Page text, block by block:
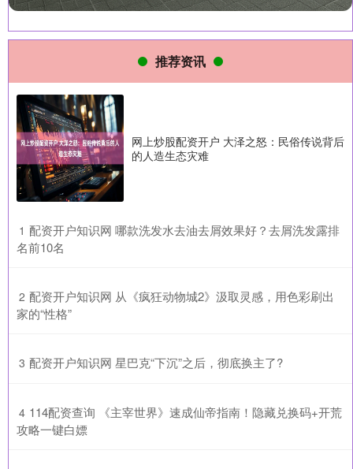
推荐资讯
网上炒股配资开户 大泽之怒：民俗传说背后
的人造生态灾难
1 ​配资开户知识网 哪款洗发水去油去屑效果好？去屑洗发露排
名前10名
2 ​配资开户知识网 从《疯狂动物城2》汲取灵感，用色彩刷出
家的“性格”
3 ​配资开户知识网 星巴克“下沉”之后，彻底换主了?
4 ​114配资查询 《主宰世界》速成仙帝指南！隐藏兑换码+开荒
攻略一键白嫖